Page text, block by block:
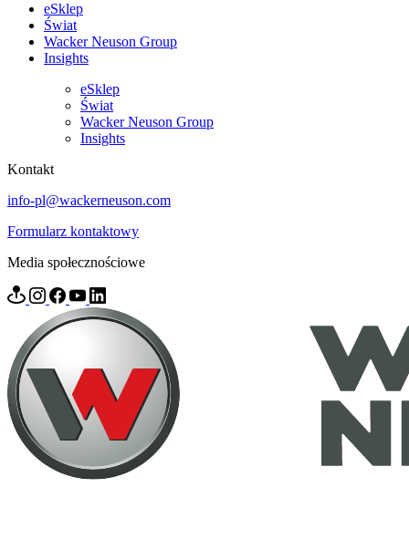
eSklep
Świat
Wacker Neuson Group
Insights
eSklep
Świat
Wacker Neuson Group
Insights
Kontakt
info-pl@wackerneuson.com
Formularz kontaktowy
Media społecznościowe